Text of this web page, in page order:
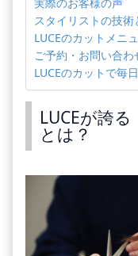
実際のお客様の声
スタイリストの技術
LUCEのカットメニ
ご予約・お問い合わ
LUCEのカットで毎
LUCEが誇
とは？